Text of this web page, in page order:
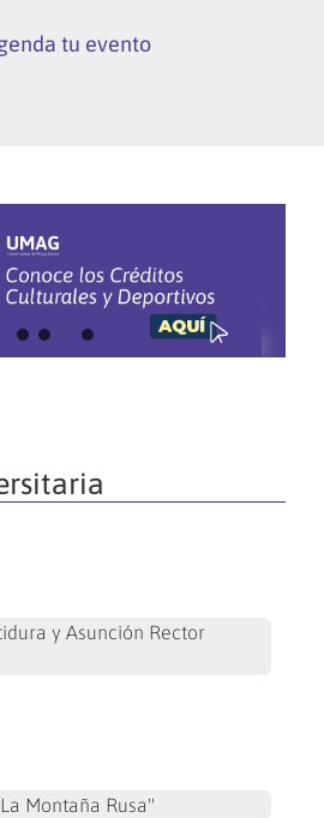
tu evento
y Asunción Rector
Montaña Rusa"